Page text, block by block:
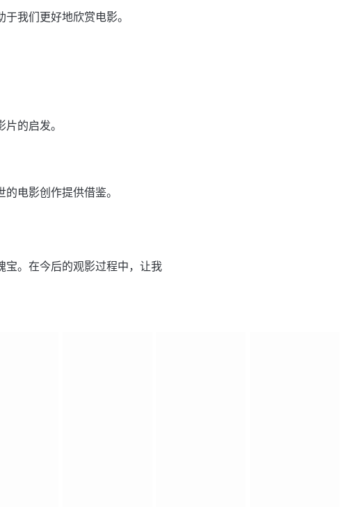
我们更好地欣赏电影。
的启发。
电影创作提供借鉴。
宝。在今后的观影过程中，让我